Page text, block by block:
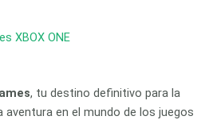
XBOX ONE
, tu destino definitivo para la
aventura en el mundo de los juegos